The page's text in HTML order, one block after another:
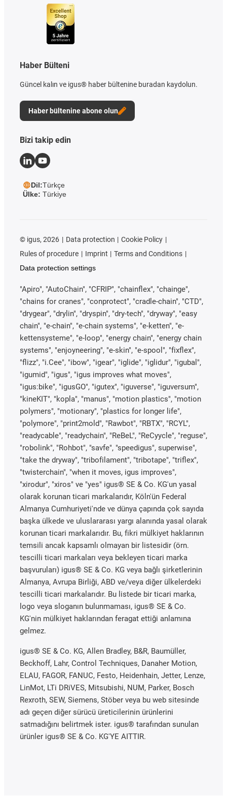
Haber Bülteni
Güncel kalın ve igus® haber bültenine buradan kaydolun.
Haber bültenine abone olun
Bizi takip edin
Dil:Türkçe
Ülke: Türkiye
© igus, 2026 Data protection
Cookie Policy
Rules of procedure
Imprint
Terms and Conditions
Data protection settings
"Apiro", "AutoChain", "CFRIP", "chainflex", "chainge",
"chains for cranes", "conprotect", "cradle-chain", "CTD",
"drygear", "drylin", "dryspin", "dry-tech", "dryway", "easy
chain", "e-chain", "e-chain systems", "e-ketten", "e-
kettensysteme", "e-loop", "energy chain", "energy chain
systems", "enjoyneering", "e-skin", "e-spool", "fixflex",
"flizz", "i.Cee", "ibow", "igear", "iglide", "iglidur", "igubal",
"igumid", "igus", "igus improves what moves",
"igus:bike", "igusGO", "igutex", "iguverse", "iguversum",
"kineKIT", "kopla", "manus", "motion plastics", "motion
polymers", "motionary", "plastics for longer life",
"polymore", "print2mold", "Rawbot", "RBTX", "RCYL",
"readycable", "readychain", "ReBeL", "ReCyycle", "reguse",
"robolink", "Rohbot", "savfe", "speedigus", superwise",
"take the dryway", "tribofilament", "tribotape", "triflex",
"twisterchain", "when it moves, igus improves",
"xirodur", "xiros" ve "yes" igus® SE & Co. KG'un yasal
olarak korunan ticari markalarıdır, Köln'ün Federal
Almanya Cumhuriyeti'nde ve dünya çapında çok sayıda
başka ülkede ve uluslararası yargı alanında yasal olarak
korunan ticari markalarıdır. Bu, fikri mülkiyet haklarının
temsili ancak kapsamlı olmayan bir listesidir (örn.
tescilli ticari markaları veya bekleyen ticari marka
başvuruları) igus® SE & Co. KG veya bağlı şirketlerinin
Almanya, Avrupa Birliği, ABD ve/veya diğer ülkelerdeki
tescilli ticari markalarıdır. Bu listede bir ticari marka,
logo veya sloganın bulunmaması, igus® SE & Co.
KG'nin mülkiyet haklarından feragat ettiği anlamına
gelmez.
igus® SE & Co. KG, Allen Bradley, B&R, Baumüller,
Beckhoff, Lahr, Control Techniques, Danaher Motion,
ELAU, FAGOR, FANUC, Festo, Heidenhain, Jetter, Lenze,
LinMot, LTi DRiVES, Mitsubishi, NUM, Parker, Bosch
Rexroth, SEW, Siemens, Stöber veya bu web sitesinde
adı geçen diğer sürücü üreticilerinin ürünlerini
satmadığını belirtmek ister. igus® tarafından sunulan
ürünler igus® SE & Co. KG'YE AITTIR.